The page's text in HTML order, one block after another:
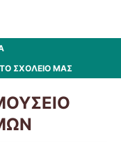
ΤΟ ΣΧΟΛΕΙΟ ΜΑΣ